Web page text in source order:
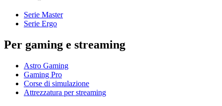
Serie Master
Serie Ergo
Per gaming e streaming
Astro Gaming
Gaming Pro
Corse di simulazione
Attrezzatura per streaming